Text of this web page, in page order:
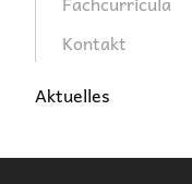
Kontakt
Aktuelles